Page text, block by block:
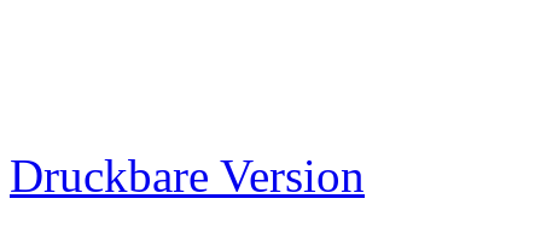
Druckbare Version